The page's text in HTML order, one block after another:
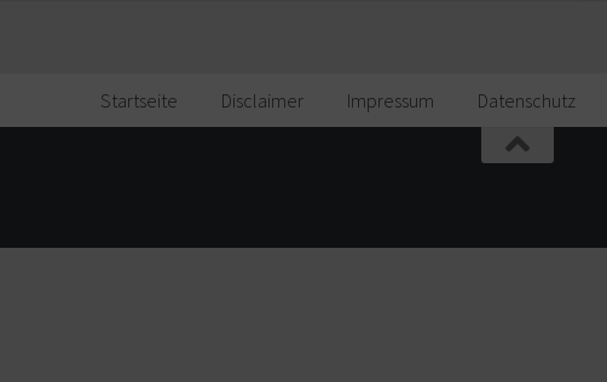
Startseite Disclaimer Impressum Datenschutz